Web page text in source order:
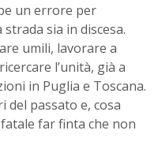
un errore per
sia in discesa.
umili, lavorare a
l’unità, già a
in Puglia e Toscana.
del passato e, cosa
far finta che non